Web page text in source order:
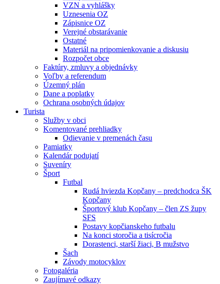
VZN a vyhlášky
Uznesenia OZ
Zápisnice OZ
Verejné obstarávanie
Ostatné
Materiál na pripomienkovanie a diskusiu
Rozpočet obce
Faktúry, zmluvy a objednávky
Voľby a referendum
Územný plán
Dane a poplatky
Ochrana osobných údajov
Turista
Služby v obci
Komentované prehliadky
Odievanie v premenách času
Pamiatky
Kalendár podujatí
Suveníry
Šport
Futbal
Rudá hviezda Kopčany – predchodca ŠK
Kopčany
Športový klub Kopčany – člen ZS župy
SFS
Postavy kopčianskeho futbalu
Na konci storočia a tisícročia
Dorastenci, starší žiaci, B mužstvo
Šach
Závody motocyklov
Fotogaléria
Zaujímavé odkazy